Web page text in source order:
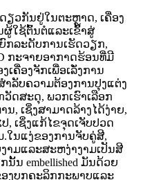
ຽວກັນຢູ່ໃນຕະຫຼາດ, ເຄື່ອງ
ຜູ້ໃຊ້ຕົ້ນຕໍແລະເຂົ້າສູ່
ກລະດັບການເຮັດວຽກ,
ກະຈາຍອາກາດຮ້ອນທີ່ມີ
ເຄື່ອງຈັກເພື່ອເລັ່ງການ
າລັບຄວາມຕ້ອງການປຸງແຕ່ງ
ວັດສະດຸ, ພວກເຮົາເລືອກ
, ເຊິ່ງສາມາດລ້າງໄດ້ງ່າຍ,
ເຊິ່ງແກ້ໄຂຈຸດເຈັບປວດ
.ໃນແງ່ຂອງການຈັບຄູ່ສີ,
າມແລະສະຫງ່າງາມເປັນສີ
ນ embellished ມັນດ້ວຍ
ອງບຸກຄະລິກກະພາບແລະ